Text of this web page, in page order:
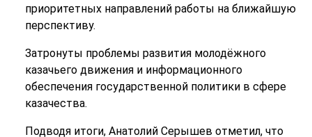
приоритетных направлений работы на ближайшую
перспективу.
Затронуты проблемы развития молодёжного
казачьего движения и информационного
обеспечения государственной политики в сфере
казачества.
Подводя итоги, Анатолий Серышев отметил, что